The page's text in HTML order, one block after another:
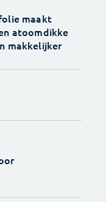
maakt
atoomdikke
makkelijker